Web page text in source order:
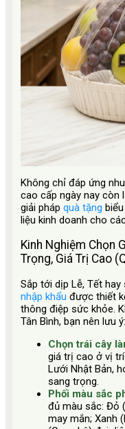
Không chỉ đáp ứng
cao cấp ngày nay còn
giải pháp quà tặng
liệu kinh doanh cho
Kinh Nghiệm Chọn
Trọng, Giá Trị Cao
Sắp tới dịp Lễ, Tết
nhập khẩu được thiết
thông điệp sức khỏe.
Tân Bình, bạn nên lưu ý:
Chọn trái cây
giá trị cao ở vị
Lưới Nhật Bản,
sang trọng.
Phối màu sắc
đủ màu sắc: Đỏ
may mắn; Xanh